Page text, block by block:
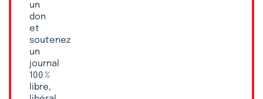
un
don
et
soutenez
un
journal
100 %
libre,